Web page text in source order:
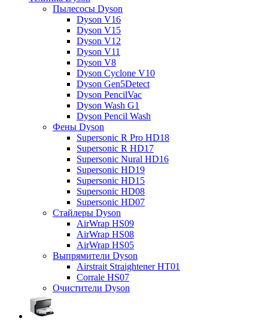
Пылесосы Dyson
Dyson V16
Dyson V15
Dyson V12
Dyson V11
Dyson V8
Dyson Cyclone V10
Dyson Gen5Detect
Dyson PencilVac
Dyson Wash G1
Dyson Pencil Wash
Фены Dyson
Supersonic R Pro HD18
Supersonic R HD17
Supersonic Nural HD16
Supersonic HD19
Supersonic HD15
Supersonic HD08
Supersonic HD07
Стайлеры Dyson
AirWrap HS09
AirWrap HS08
AirWrap HS05
Выпрямители Dyson
Airstrait Straightener HT01
Corrale HS07
Очистители Dyson